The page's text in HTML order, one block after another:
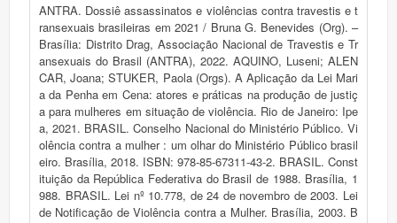
ANTRA. Dossiê assassinatos e violências contra travestis e t
ransexuais brasileiras em 2021 / Bruna G. Benevides (Org). –
Brasília: Distrito Drag, Associação Nacional de Travestis e Tr
ansexuais do Brasil (ANTRA), 2022. AQUINO, Luseni; ALEN
CAR, Joana; STUKER, Paola (Orgs). A Aplicação da Lei Mari
a da Penha em Cena: atores e práticas na produção de justiç
a para mulheres em situação de violência. Rio de Janeiro: Ipe
a, 2021. BRASIL. Conselho Nacional do Ministério Público. Vi
olência contra a mulher : um olhar do Ministério Público brasil
eiro. Brasília, 2018. ISBN: 978-85-67311-43-2. BRASIL. Const
ituição da República Federativa do Brasil de 1988. Brasília, 1
988. BRASIL. Lei nº 10.778, de 24 de novembro de 2003. Lei
de Notificação de Violência contra a Mulher. Brasília, 2003. B